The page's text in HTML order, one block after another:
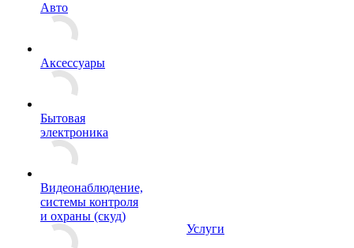
Авто
Аксессуары
Бытовая
электроника
Видеонаблюдение,
системы контроля
и охраны (скуд)
Услуги